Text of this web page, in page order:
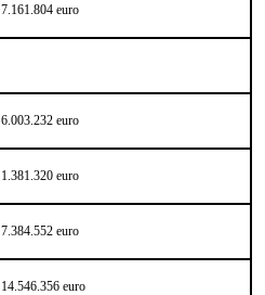
7.161.804 euro
6.003.232 euro
1.381.320 euro
7.384.552 euro
14.546.356 euro